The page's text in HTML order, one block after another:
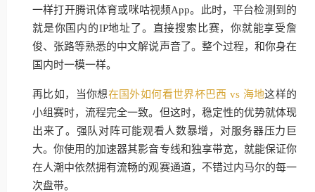
一样打开腾讯体育或咪咕视频App。此时，平台检测到的
就是你国内的IP地址了。直接搜索比赛，你就能享受詹
俊、张路等熟悉的中文解说声音了。整个过程，和你身在
国内时一模一样。
再比如，当你想在国外如何看世界杯巴西 vs 海地这样的
小组赛时，流程完全一致。但这时，稳定性的优势就体现
出来了。强队对阵可能观看人数暴增，对服务器压力巨
大。你使用的加速器其影音专线和独享带宽，就能保证你
在人潮中依然拥有流畅的观赛通道，不错过内马尔的每一
次盘带。